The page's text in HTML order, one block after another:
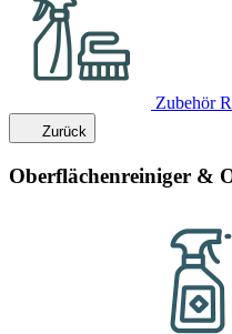
Zubehör
Zurück
Oberflächenreiniger &